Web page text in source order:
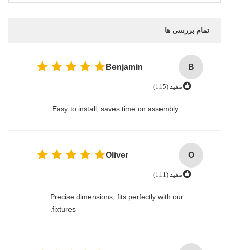
تمام بررسی ها
B
Benjamin
مفید (115)
Easy to install, saves time on assembly.
O
Oliver
مفید (111)
Precise dimensions, fits perfectly with our
fixtures.